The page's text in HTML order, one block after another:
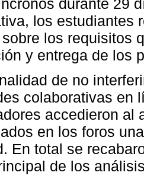
durante 29
los estudiantes
los requisitos
y entrega de los
de no
colaborativas en
accedieron al
en los foros
En total se
de los